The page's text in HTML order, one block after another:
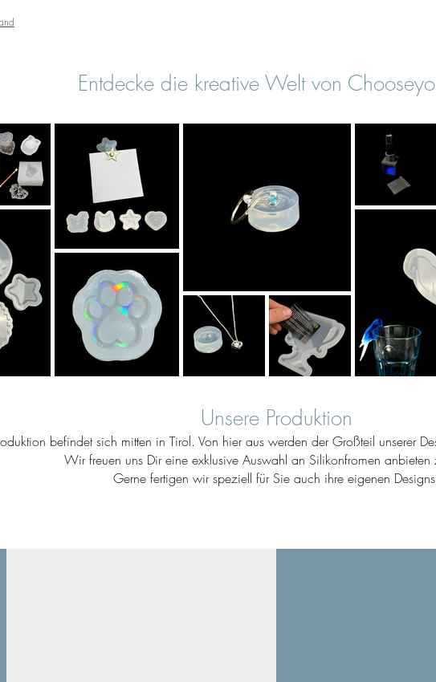
Entdecke die kreative Welt von
Unsere Produktion
befindet sich mitten in Tirol. Von hier aus werden der Großteil unserer
Wir freuen uns Dir eine exklusive Auswahl an Silikonfromen anbieten
Gerne fertigen wir speziell für Sie auch ihre eigenen